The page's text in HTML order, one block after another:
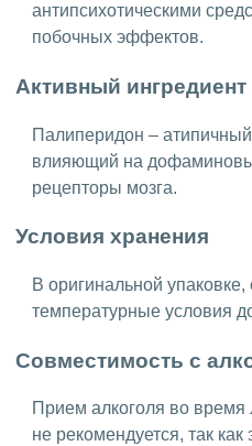
антипсихотическими
побочных эффектов.
Активный ингредиент
Палиперидон – атипичный
влияющий на
рецепторы мозга.
Условия хранения
В оригинальной
температурные условия
Совместимость с
Прием алкоголя во время
не рекомендуется, так как